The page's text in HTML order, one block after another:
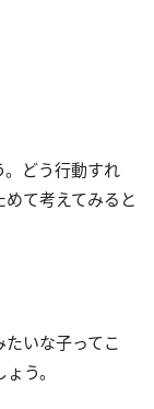
。どう行動すれ
て考えてみると
いな子ってこ
う。